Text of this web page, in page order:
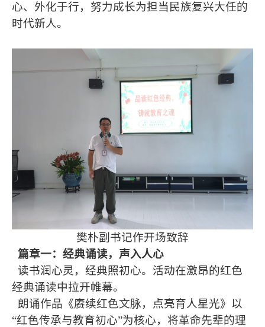
心、外化于行，努力成长为担当民族复兴大任的
时代新人。
樊朴副书记作开场致辞
篇章一：经典诵读，声入人心
读书润心灵，经典照初心。活动在激昂的红色
经典诵读中拉开帷幕。
朗诵作品《赓续红色文脉，点亮育人星光》以
“红色传承与教育初心”为核心，将革命先辈的理